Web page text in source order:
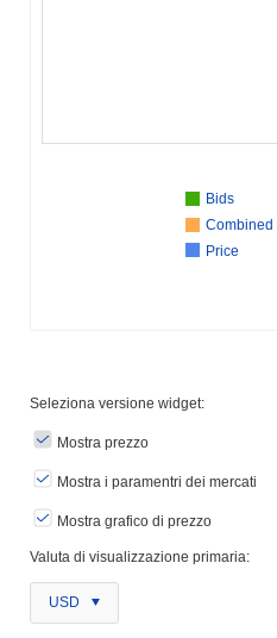
Bids
Combined
Price
Seleziona versione widget:
Mostra prezzo
Mostra i paramentri dei mercati
Mostra grafico di prezzo
Valuta di visualizzazione primaria:
USD